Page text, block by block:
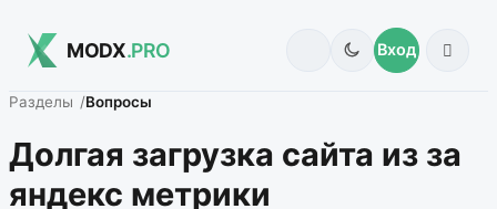
MODX.PRO Вход
Разделы Вопросы
Долгая загрузка сайта из за
яндекс метрики